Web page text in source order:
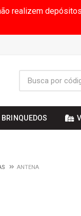
realizem
BRINQUEDOS
ANTENA